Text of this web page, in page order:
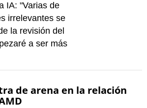
IA: "Varias de
irrelevantes se
la revisión del
a ser más
de arena en la relación